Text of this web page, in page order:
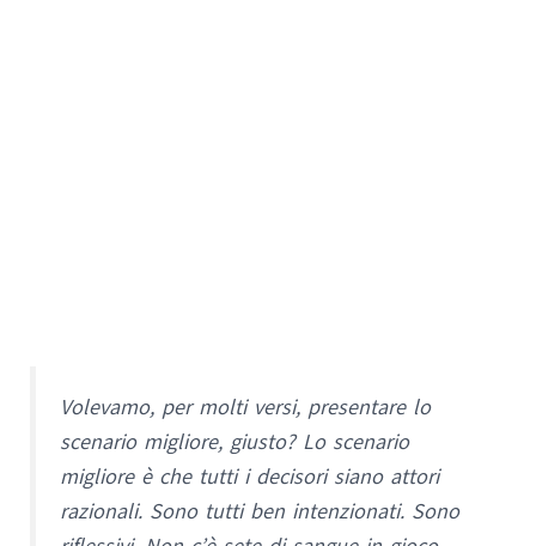
Volevamo, per molti versi, presentare lo
scenario migliore, giusto? Lo scenario
migliore è che tutti i decisori siano attori
razionali. Sono tutti ben intenzionati. Sono